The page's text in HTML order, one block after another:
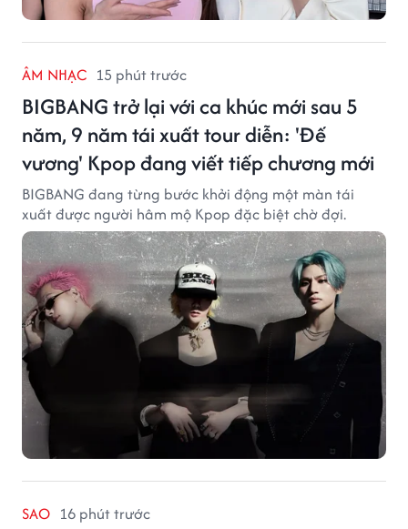
ÂM NHẠC 15 phút trước
BIGBANG trở lại với ca khúc mới sau 5
năm, 9 năm tái xuất tour diễn: 'Đế
vương' Kpop đang viết tiếp chương mới
BIGBANG đang từng bước khởi động một màn tái
xuất được người hâm mộ Kpop đặc biệt chờ đợi.
SAO 16 phút trước